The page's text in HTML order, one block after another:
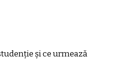
și ce urmează